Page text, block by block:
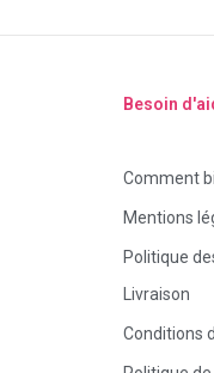
Besoin
Comment
Mentions
Politique
Livraison
Conditions